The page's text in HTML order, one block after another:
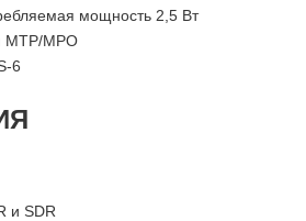
мощность 2,5 Вт
MTP/MPO
6
и SDR